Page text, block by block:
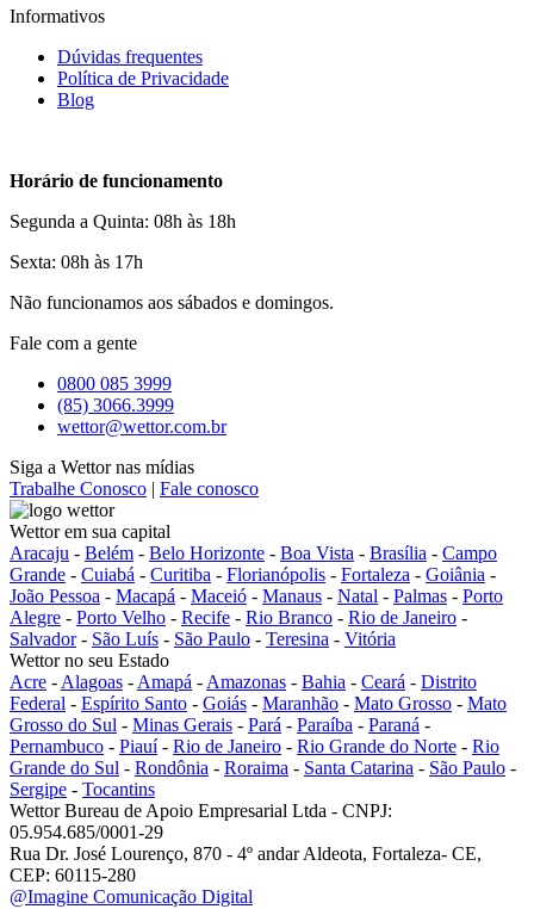
Informativos
Dúvidas frequentes
Política de Privacidade
Blog
Horário de funcionamento
Segunda a Quinta: 08h às 18h
Sexta: 08h às 17h
Não funcionamos aos sábados e domingos.
Fale com a gente
0800 085 3999
(85) 3066.3999
wettor@wettor.com.br
Siga a Wettor nas mídias
Trabalhe Conosco | Fale conosco
Wettor em sua capital
Aracaju - Belém - Belo Horizonte - Boa Vista - Brasília - Campo
Grande - Cuiabá - Curitiba - Florianópolis - Fortaleza - Goiânia -
João Pessoa - Macapá - Maceió - Manaus - Natal - Palmas - Porto
Alegre - Porto Velho - Recife - Rio Branco - Rio de Janeiro -
Salvador- São Luís - São Paulo - Teresina - Vitória
Wettor no seu Estado
Acre - Alagoas - Amapá - Amazonas - Bahia - Ceará - Distrito
Federal - Espírito Santo - Goiás - Maranhão - Mato Grosso - Mato
Grosso do Sul - Minas Gerais - Pará - Paraíba - Paraná -
Pernambuco - Piauí- Rio de Janeiro - Rio Grande do Norte - Rio
Grande do Sul - Rondônia - Roraima - Santa Catarina - São Paulo -
Sergipe - Tocantins
Wettor Bureau de Apoio Empresarial Ltda - CNPJ:
05.954.685/0001-29
Rua Dr. José Lourenço, 870 - 4º andar Aldeota, Fortaleza- CE,
CEP: 60115-280
@Imagine Comunicação Digital